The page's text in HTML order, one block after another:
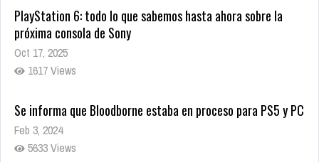
PlayStation 6: todo lo que sabemos hasta ahora sobre la
próxima consola de Sony
Oct 17, 2025
1617 Views
Se informa que Bloodborne estaba en proceso para PS5 y PC
Feb 3, 2024
5633 Views